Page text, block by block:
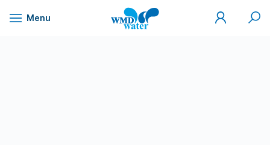
Naar
Menu
WMD
Drinkwater
Mijn
WMD
Zoek